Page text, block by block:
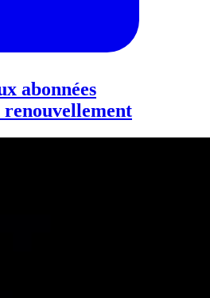
abonnées